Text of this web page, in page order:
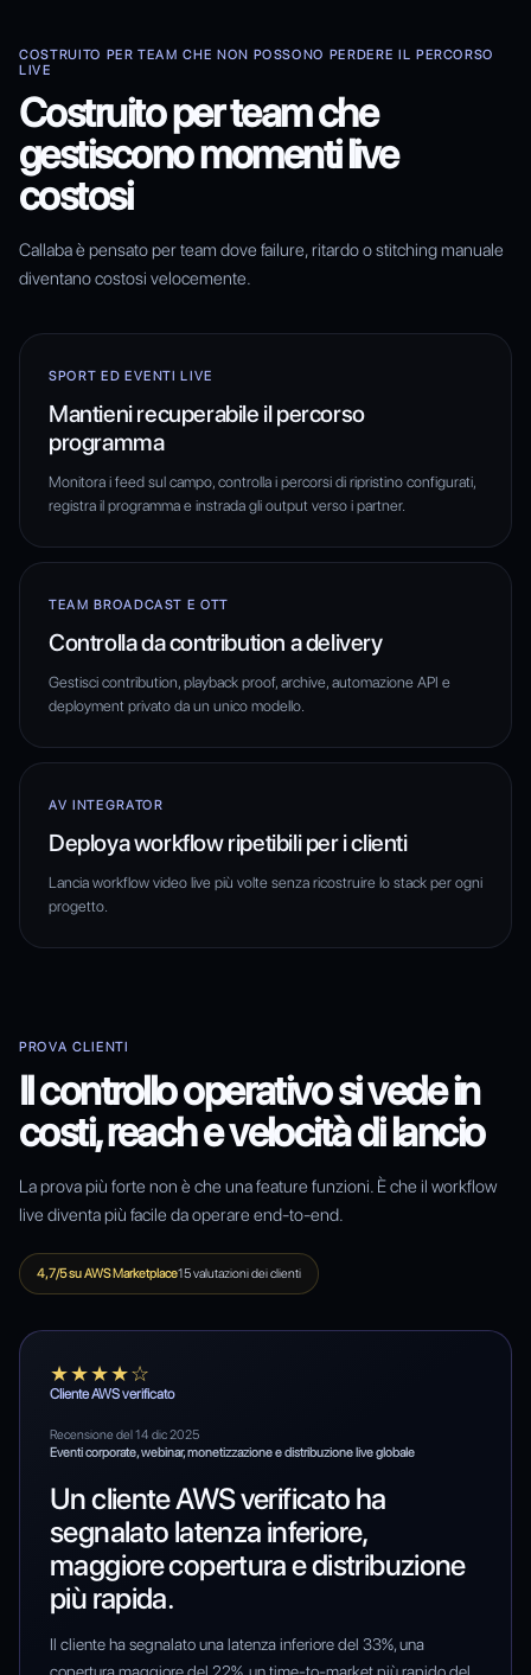
COSTRUITO PER TEAM CHE NON POSSONO PERDERE IL PERCORSO
LIVE
Costruito per team che
gestiscono momenti live
costosi
Callaba è pensato per team dove failure, ritardo o stitching manuale
diventano costosi velocemente.
SPORT ED EVENTI LIVE
Mantieni recuperabile il percorso
programma
Monitora i feed sul campo, controlla i percorsi di ripristino configurati,
registra il programma e instrada gli output verso i partner.
TEAM BROADCAST E OTT
Controlla da contribution a delivery
Gestisci contribution, playback proof, archive, automazione API e
deployment privato da un unico modello.
AV INTEGRATOR
Deploya workflow ripetibili per i clienti
Lancia workflow video live più volte senza ricostruire lo stack per ogni
progetto.
PROVA CLIENTI
Il controllo operativo si vede in
costi, reach e velocità di lancio
La prova più forte non è che una feature funzioni. È che il workflow
live diventa più facile da operare end-to-end.
4,7/5 su AWS Marketplace15 valutazioni dei clienti
★★★★☆
Cliente AWS verificato
Recensione del 14 dic 2025
Eventi corporate, webinar, monetizzazione e distribuzione live globale
Un cliente AWS verificato ha
segnalato latenza inferiore,
maggiore copertura e distribuzione
più rapida.
Il cliente ha segnalato una latenza inferiore del 33%, una